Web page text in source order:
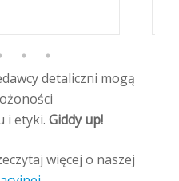
detaliczni mogą
i etyki. Giddy up!
więcej o naszej